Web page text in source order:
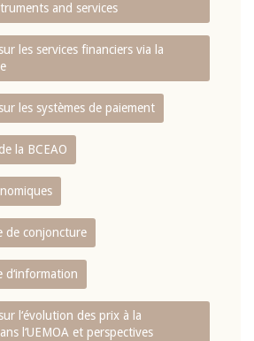
and services
les services financiers via la
les systèmes de paiement
la BCEAO
de conjoncture
d‘information
l‘évolution des prix à la
l‘UEMOA et perspectives